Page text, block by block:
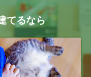
てるなら